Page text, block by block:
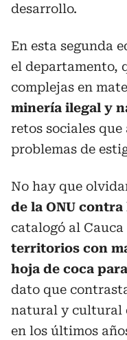
desarrollo.
En esta segunda
el departamento,
complejas en
minería ilegal y
retos sociales que
problemas de
No hay que
de la ONU
catalogó al
territorios con
hoja de coca
dato que
natural y cultural
en los últimos